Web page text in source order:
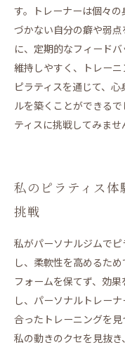
す。トレーナーは個々
づかない自分の癖や弱
に、定期的なフィード
維持しやすく、トレーニ
ピラティスを通じて、
ルを築くことができる
ティスに挑戦してみませ
私のピラティス体
挑戦
私がパーソナルジムで
し、柔軟性を高めるた
フォームを保てず、効
し、パーソナルトレー
合ったトレーニングを
私の動きのクセを見抜き